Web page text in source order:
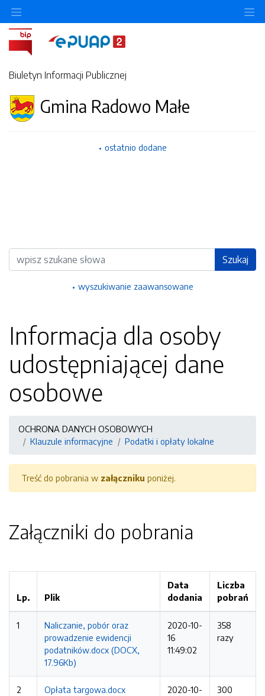
Biuletyn Informacji Publicznej
Gmina Radowo Małe
ostatnio dodane
Wyszukiwarka Szukaj
wyszukiwanie zaawansowane
Informacja dla osoby
udostępniającej dane
osobowe
OCHRONA DANYCH OSOBOWYCH
Klauzule informacyjne
Podatki i opłaty lokalne
Treść do pobrania w załączniku poniżej.
Załączniki do pobrania
Lp. Plik
Data
dodania
Liczba
pobrań
1
Naliczanie, pobór oraz
prowadzenie ewidencji
podatników.docx (DOCX,
17.96Kb)
2020-10-
16
11:49:02
358
razy
2
Opłata targowa.docx
2020-10-
300